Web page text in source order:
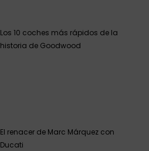
Los 10 coches más rápidos de la
historia de Goodwood
El renacer de Marc Márquez con
Ducati